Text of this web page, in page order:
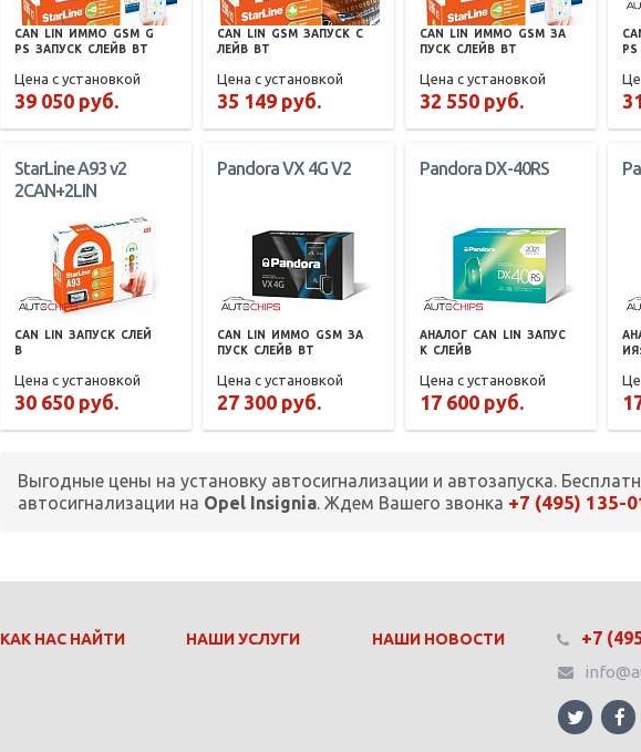
CAN LIN ИММО GSM G
PS ЗАПУСК СЛЕЙВ BT
Цена с установкой
39 050 руб.
CAN LIN GSM ЗАПУСК С
ЛЕЙВ
BT
Цена с установкой
35 149 руб.
CAN LIN ИММО GSM ЗА
ПУСК СЛЕЙВ BT
Цена с установкой
32 550 руб.
PS
StarLine A93 v2
2CAN+2LIN
CAN LIN ЗАПУСК СЛЕЙ
В
Цена с установкой
30 650 руб.
Pandora VX 4G V2
CAN LIN ИММО GSM ЗА
ПУСК СЛЕЙВ BT
Цена с установкой
27 300 руб.
Pandora DX-40RS
АНАЛОГ CAN LIN
ЗАПУС
К СЛЕЙВ
Цена с установкой
17 600 руб.
Выгодные цены на установку автосигнализации и автозапуска.
автосигнализации на Opel Insignia. Ждем Вашего звонка +7 (495) 135-
КАК НАС НАЙТИ НАШИ УСЛУГИ НАШИ НОВОСТИ +7